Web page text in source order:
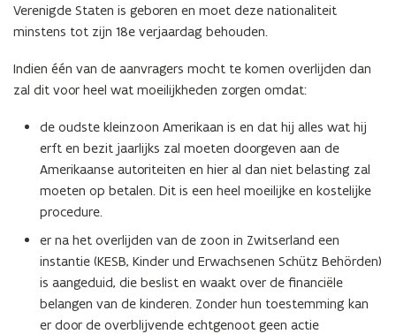
Verenigde Staten is geboren en moet deze nationaliteit
minstens tot zijn 18e verjaardag behouden.
Indien één van de aanvragers mocht te komen overlijden dan
zal dit voor heel wat moeilijkheden zorgen omdat:
de oudste kleinzoon Amerikaan is en dat hij alles wat hij
erft en bezit jaarlijks zal moeten doorgeven aan de
Amerikaanse autoriteiten en hier al dan niet belasting zal
moeten op betalen. Dit is een heel moeilijke en kostelijke
procedure.
er na het overlijden van de zoon in Zwitserland een
instantie (KESB, Kinder und Erwachsenen Schütz Behörden)
is aangeduid, die beslist en waakt over de financiële
belangen van de kinderen. Zonder hun toestemming kan
er door de overblijvende echtgenoot geen actie